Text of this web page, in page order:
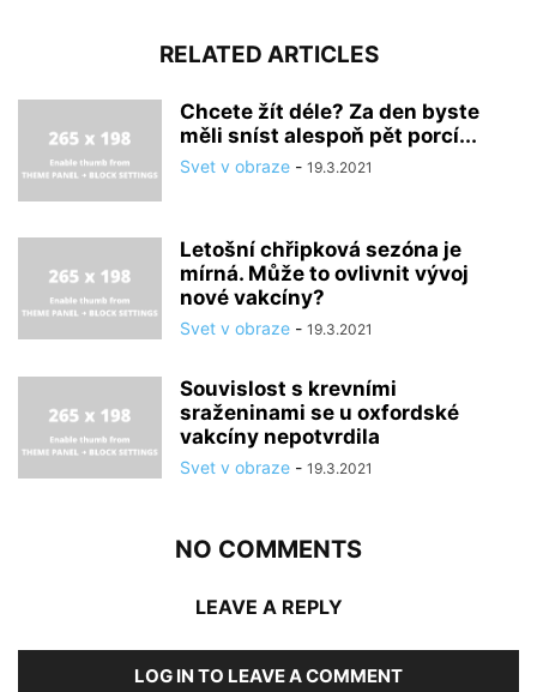
RELATED ARTICLES
Chcete žít déle? Za den byste
měli sníst alespoň pět porcí...
Svet v obraze - 19.3.2021
Letošní chřipková sezóna je
mírná. Může to ovlivnit vývoj
nové vakcíny?
Svet v obraze - 19.3.2021
Souvislost s krevními
sraženinami se u oxfordské
vakcíny nepotvrdila
Svet v obraze - 19.3.2021
NO COMMENTS
LEAVE A REPLY
LOG IN TO LEAVE A COMMENT